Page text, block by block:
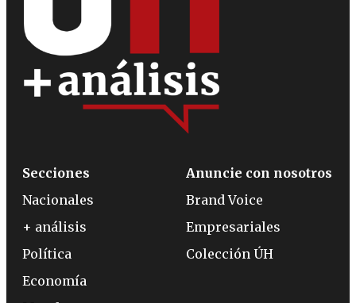
Secciones
Nacionales
+ análisis
Política
Economía
Anuncie con nosotros
Brand Voice
Empresariales
Colección ÚH